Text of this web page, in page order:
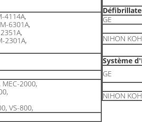
4114A,
6301A,
2301A,
2000,
VS-800,
GE
NIHON
Système
GE
NIHON